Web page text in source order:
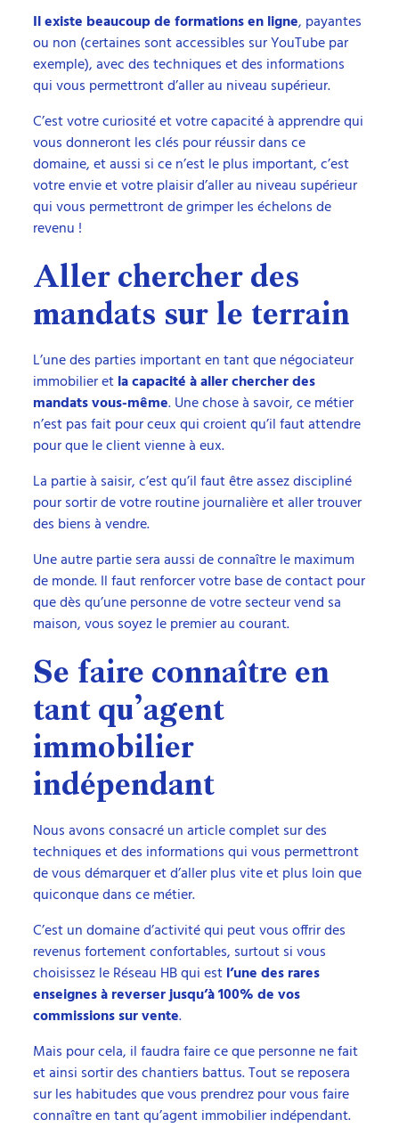
Il existe beaucoup de formations en ligne, payantes
ou non (certaines sont accessibles sur YouTube par
exemple), avec des techniques et des informations
qui vous permettront d’aller au niveau supérieur.
C’est votre curiosité et votre capacité à apprendre qui
vous donneront les clés pour réussir dans ce
domaine, et aussi si ce n’est le plus important, c’est
votre envie et votre plaisir d’aller au niveau supérieur
qui vous permettront de grimper les échelons de
revenu !
Aller chercher des
mandats sur le terrain
L’une des parties important en tant que négociateur
immobilier etla capacité à aller chercher des
mandats vous-même. Une chose à savoir, ce métier
n’est pas fait pour ceux qui croient qu’il faut attendre
pour que le client vienne à eux.
La partie à saisir, c’est qu’il faut être assez discipliné
pour sortir de votre routine journalière et aller trouver
des biens à vendre.
Une autre partie sera aussi de connaître le maximum
de monde. Il faut renforcer votre base de contact pour
que dès qu’une personne de votre secteur vend sa
maison, vous soyez le premier au courant.
Se faire connaître en
tant qu’agent
immobilier
indépendant
Nous avons consacré un article complet sur des
techniques et des informations qui vous permettront
de vous démarquer et d’aller plus vite et plus loin que
quiconque dans ce métier.
C’est un domaine d’activité qui peut vous offrir des
revenus fortement confortables, surtout si vous
choisissez le Réseau HB qui estl’une des rares
enseignes à reverser jusqu’à 100% de vos
commissions sur vente.
Mais pour cela, il faudra faire ce que personne ne fait
et ainsi sortir des chantiers battus. Tout se reposera
sur les habitudes que vous prendrez pour vous faire
connaître en tant qu’agent immobilier indépendant.